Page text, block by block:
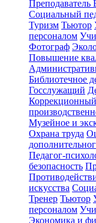
Социальный
Туризм Тьютор
персоналом
Фотограф
Повышение
Библиотечное
Госслужащий
Коррекционный
Музейное и
Охрана труда
Педагог-
безопасность
искусства
Тренер Тьютор
персоналом
Экономика и